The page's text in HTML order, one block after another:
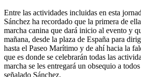
Entre las actividades incluidas en esta
Sánchez ha recordado que la primera de
marcha canina que dará inicio al evento y
mañana, desde la plaza de España para
hasta el Paseo Marítimo y de ahí hacia la
que es donde se celebrarán todas las
marcha se les entregará un obsequio a
señalado Sánchez.